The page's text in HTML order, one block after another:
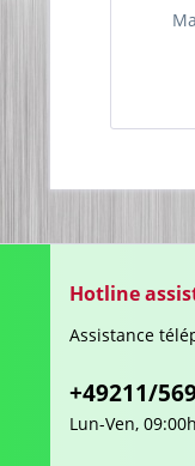
Hotline
Assistance
+49211/
Lun-Ven,